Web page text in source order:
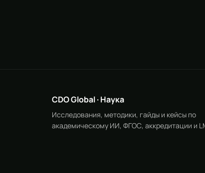
CDO Global · Наука
Исследования, методики, гайды и кейсы по
академическому ИИ, ФГОС, аккредитации и